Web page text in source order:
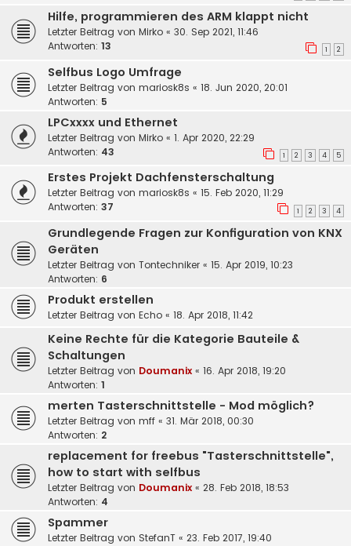
Hilfe, programmieren des ARM klappt nicht
Letzter Beitrag von Mirko « 30. Sep 2021, 11:46
Antworten: 13 1 2
Selfbus Logo Umfrage
Letzter Beitrag von mariosk8s « 18. Jun 2020, 20:01
Antworten: 5
LPCxxxx und Ethernet
Letzter Beitrag von Mirko « 1. Apr 2020, 22:29
Antworten: 43 1 2 3 4 5
Erstes Projekt Dachfensterschaltung
Letzter Beitrag von mariosk8s « 15. Feb 2020, 11:29
Antworten: 37 1 2 3 4
Grundlegende Fragen zur Konfiguration von KNX
Geräten
Letzter Beitrag von Tontechniker « 15. Apr 2019, 10:23
Antworten: 6
Produkt erstellen
Letzter Beitrag von Echo « 18. Apr 2018, 11:42
Keine Rechte für die Kategorie Bauteile &
Schaltungen
Letzter Beitrag von Doumanix « 16. Apr 2018, 19:20
Antworten: 1
merten Tasterschnittstelle - Mod möglich?
Letzter Beitrag von mff « 31. Mär 2018, 00:30
Antworten: 2
replacement for freebus "Tasterschnittstelle",
how to start with selfbus
Letzter Beitrag von Doumanix « 28. Feb 2018, 18:53
Antworten: 4
Spammer
Letzter Beitrag von StefanT « 23. Feb 2017, 19:40